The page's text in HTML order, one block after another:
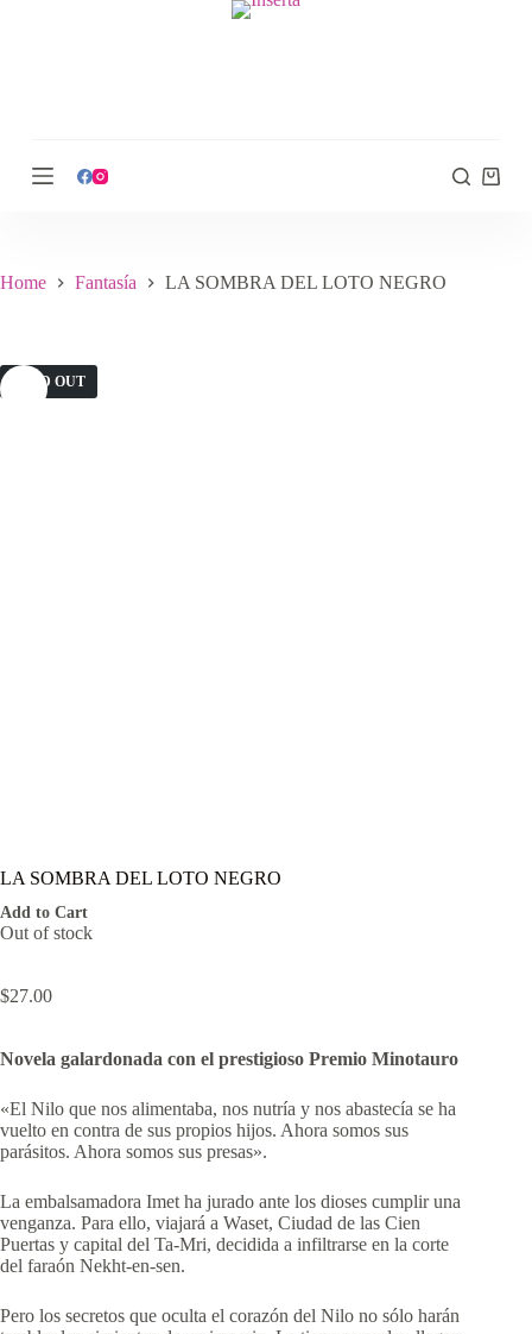
o
t
Home Fantasía LA SOMBRA DEL LOTO NEGRO
SOLD OUT
LA SOMBRA DEL LOTO NEGRO
Add to Cart
Out of stock
$27.00
Novela galardonada con el prestigioso Premio Minotauro
«El Nilo que nos alimentaba, nos nutría y nos abastecía se ha
vuelto en contra de sus propios hijos. Ahora somos sus
parásitos. Ahora somos sus presas».
La embalsamadora Imet ha jurado ante los dioses cumplir una
venganza. Para ello, viajará a Waset, Ciudad de las Cien
Puertas y capital del Ta-Mri, decidida a infiltrarse en la corte
del faraón Nekht-en-sen.
Pero los secretos que oculta el corazón del Nilo no sólo harán